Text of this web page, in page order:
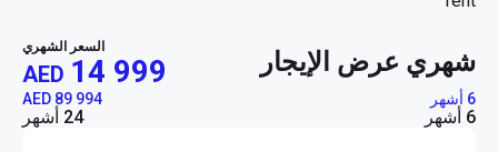
شهري عرض الإيجار السعر الشهري
AED 14 999
6 أشهر AED 89 994
6 أشهر 24 أشهر